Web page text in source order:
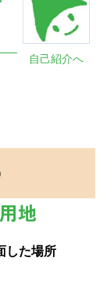
自己紹介へ
地
した場所